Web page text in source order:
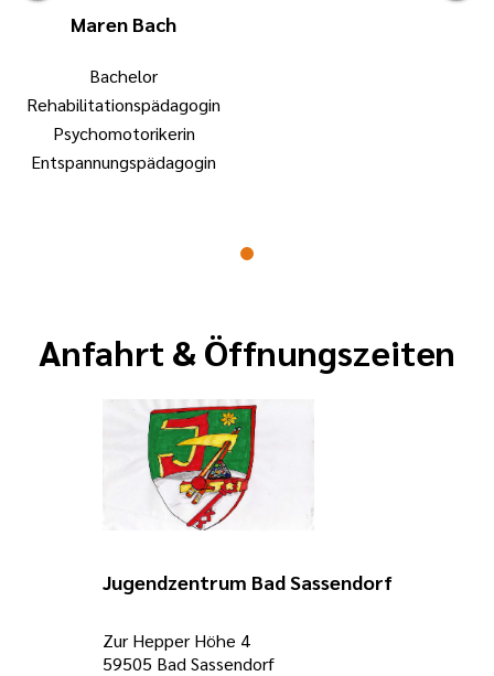
Maren Bach
Bachelor
Rehabilitationspädagogin
Psychomotorikerin
Entspannungspädagogin
Anfahrt & Öffnungszeiten
Jugendzentrum Bad Sassendorf
Zur Hepper Höhe 4
59505 Bad Sassendorf